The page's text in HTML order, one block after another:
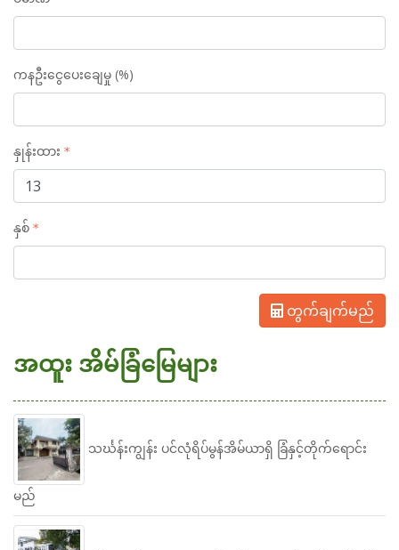
ကနဦးငွေပေးချေမှု (%)
နှုန်းထား
နှစ်
တွက်ချက်မည်
အထူး အိမ်ခြံမြေများ
သင်္ဃန်းကျွန်း ပင်လုံရိပ်မွန်အိမ်ယာရှိ ခြံနှင့်တိုက်ရောင်း
မည်